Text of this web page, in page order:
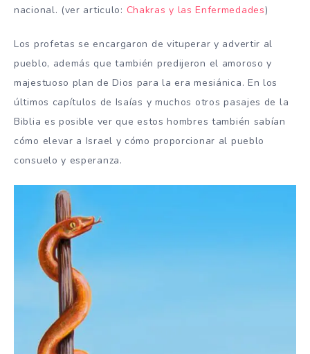
nacional. (ver articulo: Chakras y las Enfermedades)
Los profetas se encargaron de vituperar y advertir al
pueblo, además que también predijeron el amoroso y
majestuoso plan de Dios para la era mesiánica. En los
últimos capítulos de Isaías y muchos otros pasajes de la
Biblia es posible ver que estos hombres también sabían
cómo elevar a Israel y cómo proporcionar al pueblo
consuelo y esperanza.